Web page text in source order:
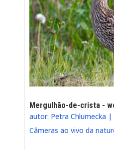
Mergulhão-de-crista -
autor: Petra Chlumecka |
Câmeras ao vivo da